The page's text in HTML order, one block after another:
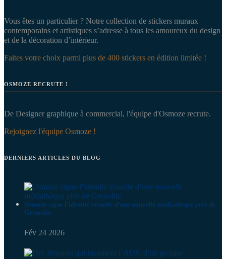
Vous êtes un particulier ? Notre collection de stickers muraux
contemporains et artistiques s’adresse à tous les amoureux du design
et de la décoration d’intérieur.
Faites votre choix parmi plus de 400 stickers en édition limitée !
OSMOZE RECRUTE !
De Designer graphique à commercial, l'équipe d'Osmoze recrute.
Rejoignez l'équipe Osmoze !
DERNIERS ARTICLES DU BLOG
Osmoze signe l’identité visuelle d’une nouvelle médiathèque près de
Grenoble
Fév 24 2026